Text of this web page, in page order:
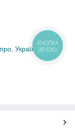
Україна
КНОПКА
ЗВ'ЯЗКУ